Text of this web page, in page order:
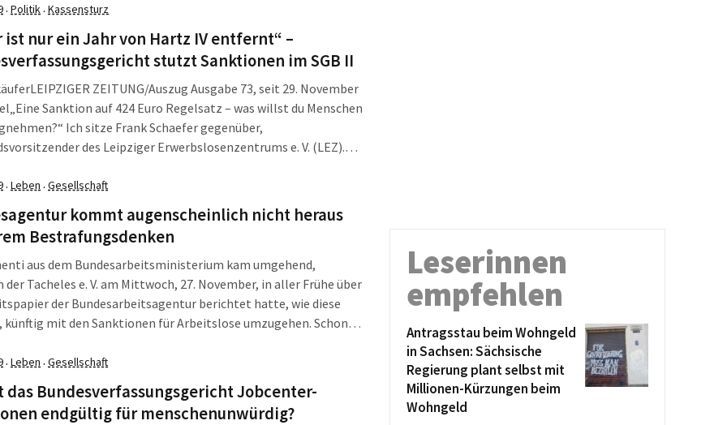
rauschte in den Keller.
· Politik· Kassensturz
ist nur ein Jahr von Hartz IV entfernt“ –
stutzt Sanktionen im SGB II
LEIPZIGER ZEITUNG/Auszug Ausgabe 73, seit 29. November
„Eine Sanktion auf 424 Euro Regelsatz – was willst du Menschen
Ich sitze Frank Schaefer gegenüber,
des Leipziger Erwerbslosenzentrums e. V. (LEZ).
Prozent Leistungskürzung bei Hartz IV für verfassungswidrig
bedeutet dieses Urteil für beziehungsweise in Leipzig? Sind
aber sexy?
· Leben · Gesellschaft
kommt augenscheinlich nicht heraus
Bestrafungsdenken
aus dem Bundesarbeitsministerium kam umgehend,
der Tacheles e. V. am Mittwoch, 27. November, in aller Frühe über
der Bundesarbeitsagentur berichtet hatte, wie diese
künftig mit den Sanktionen für Arbeitslose umzugehen. Schon
Sprecher des Ministeriums: „Der Arbeitsminister schließt
künftig innerhalb eines Monats mehr als 30 Prozent
werden darf.“
· Leben · Gesellschaft
das Bundesverfassungsgericht Jobcenter-
endgültig für menschenunwürdig?
Leserinnen
empfehlen
Antragsstau beim Wohngeld
in Sachsen: Sächsische
Regierung plant selbst mit
Millionen-Kürzungen beim
Wohngeld